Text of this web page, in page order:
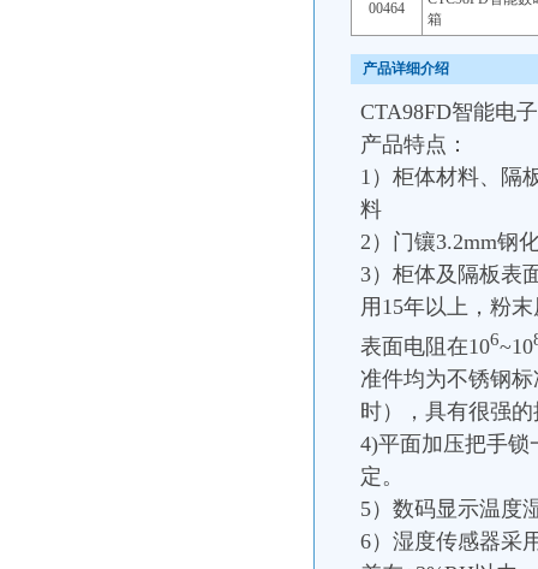
00464
箱
产品详细介绍
CTA98FD智能电
产品特点：
1）柜体材料、隔
料
2）门镶3.2mm钢
3）柜体及隔板表
用15年以上，粉
表面电阻在106~10
准件均为不锈钢
时），具有很强
4)平面加压把手
定。
5）数码显示温度
6）湿度传感器采